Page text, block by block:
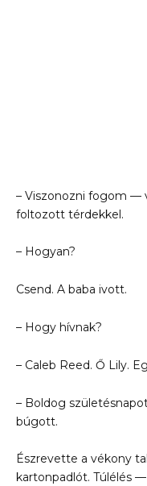
– Viszonozni fogom —
foltozott térdekkel.
– Hogyan?
Csend. A baba ivott.
– Hogy hívnak?
– Caleb Reed. Ő Lily.
– Boldog
búgott.
Észrevette a vékony
kartonpadlót. Túlélés